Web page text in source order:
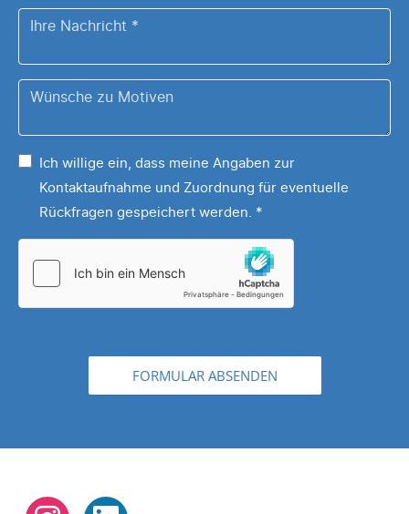
geht
Tassen,
...
Ihre
*
Wünsche
Ihrem
MotivIch willige ein, dass meine Angaben zur
Kontaktaufnahme und Zuordnung für eventuelle
Rückfragen gespeichert werden. *
FORMULAR ABSENDEN